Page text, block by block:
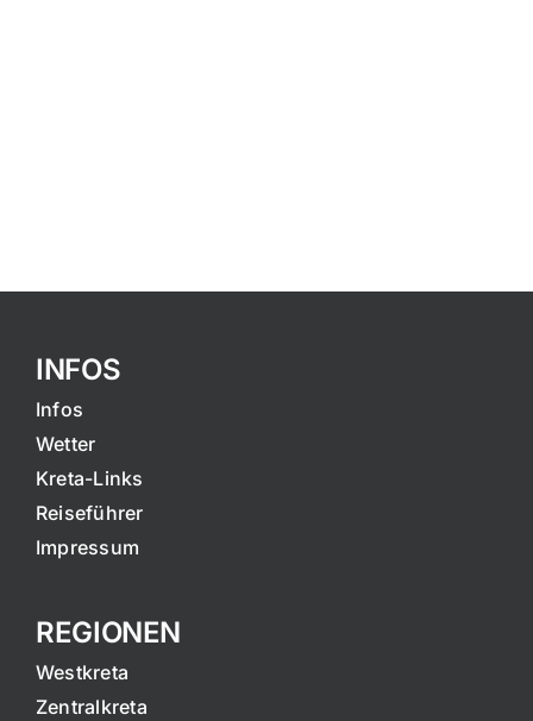
INFOS
Infos
Wetter
Kreta-Links
Reiseführer
Impressum
REGIONEN
Westkreta
Zentralkreta